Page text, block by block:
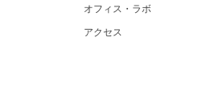
オフィス・ラボ
アクセス